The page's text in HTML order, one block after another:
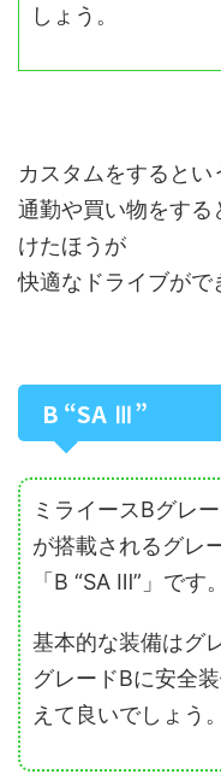
しょう。
カスタムをするとい
通勤や買い物をす
けたほうが
快適なドライブがで
B “SA Ⅲ”
ミライースBグレ
が搭載されるグレ
「B “SA Ⅲ”」です。
基本的な装備はグ
グレードBに安全
えて良いでしょう。